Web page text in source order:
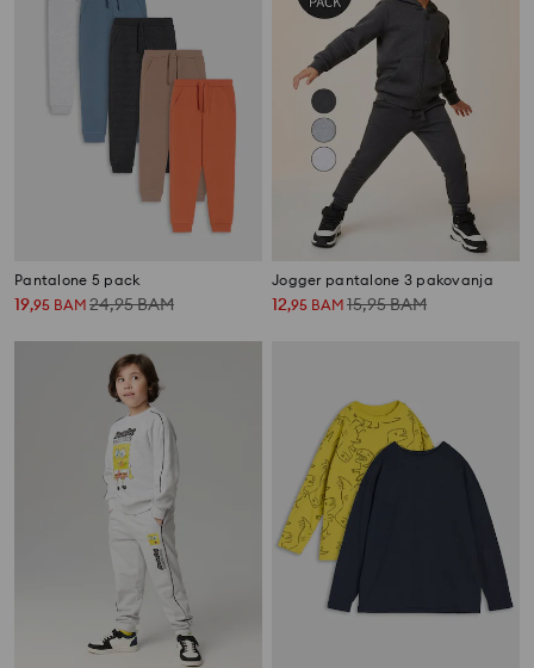
Pantalone 5 pack
19,95 BAM 24,95BAM
Jogger pantalone 3 pakovanja
12,95 BAM 15,95BAM